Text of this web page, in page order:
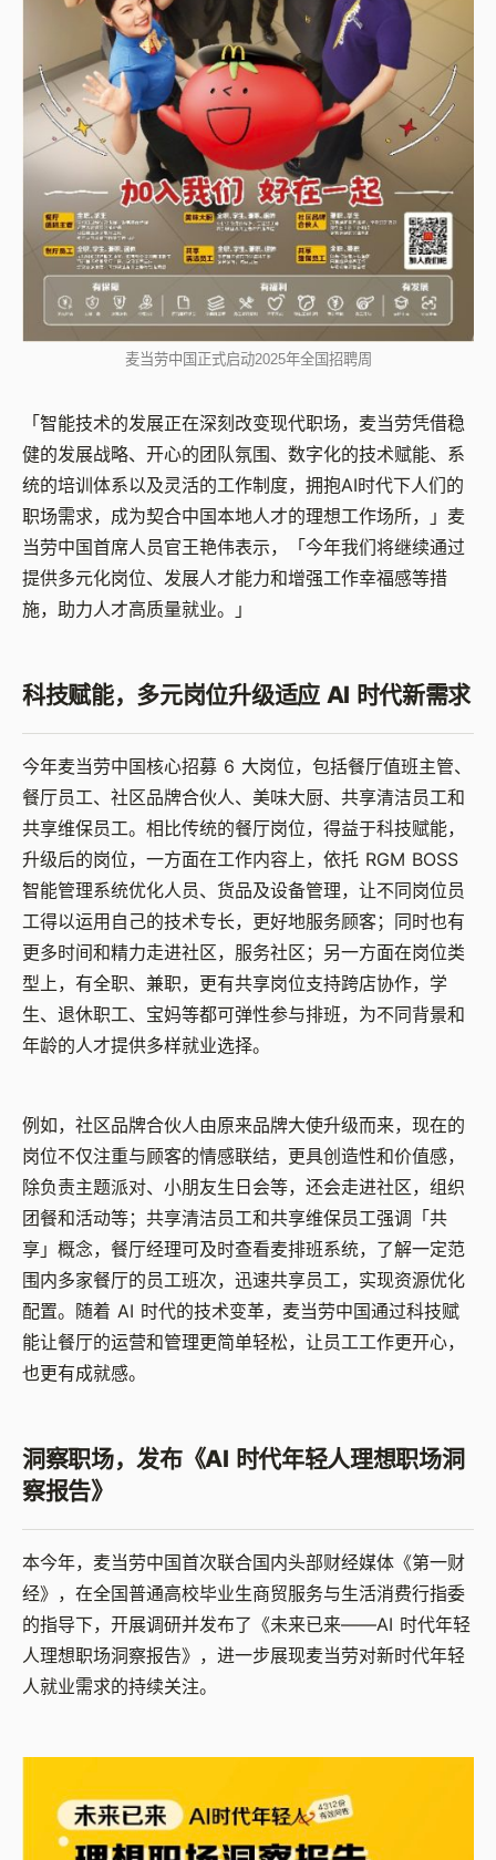
麦当劳中国正式启动2025年全国招聘周
「智能技术的发展正在深刻改变现代职场，麦当劳凭借稳
健的发展战略、开心的团队氛围、数字化的技术赋能、系
统的培训体系以及灵活的工作制度，拥抱AI时代下人们的
职场需求，成为契合中国本地人才的理想工作场所，」麦
当劳中国首席人员官王艳伟表示，「今年我们将继续通过
提供多元化岗位、发展人才能力和增强工作幸福感等措
施，助力人才高质量就业。」
科技赋能，多元岗位升级适应 AI 时代新需求
今年麦当劳中国核心招募 6 大岗位，包括餐厅值班主管、
餐厅员工、社区品牌合伙人、美味大厨、共享清洁员工和
共享维保员工。相比传统的餐厅岗位，得益于科技赋能，
升级后的岗位，一方面在工作内容上，依托 RGM BOSS
智能管理系统优化人员、货品及设备管理，让不同岗位员
工得以运用自己的技术专长，更好地服务顾客；同时也有
更多时间和精力走进社区，服务社区；另一方面在岗位类
型上，有全职、兼职，更有共享岗位支持跨店协作，学
生、退休职工、宝妈等都可弹性参与排班，为不同背景和
年龄的人才提供多样就业选择。
例如，社区品牌合伙人由原来品牌大使升级而来，现在的
岗位不仅注重与顾客的情感联结，更具创造性和价值感，
除负责主题派对、小朋友生日会等，还会走进社区，组织
团餐和活动等；共享清洁员工和共享维保员工强调「共
享」概念，餐厅经理可及时查看麦排班系统，了解一定范
围内多家餐厅的员工班次，迅速共享员工，实现资源优化
配置。随着 AI 时代的技术变革，麦当劳中国通过科技赋
能让餐厅的运营和管理更简单轻松，让员工工作更开心，
也更有成就感。
洞察职场，发布《AI 时代年轻人理想职场洞
察报告》
本今年，麦当劳中国首次联合国内头部财经媒体《第一财
经》，在全国普通高校毕业生商贸服务与生活消费行指委
的指导下，开展调研并发布了《未来已来——AI 时代年轻
人理想职场洞察报告》，进一步展现麦当劳对新时代年轻
人就业需求的持续关注。